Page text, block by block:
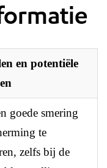
en potentiële
goede smering
te
zelfs bij de